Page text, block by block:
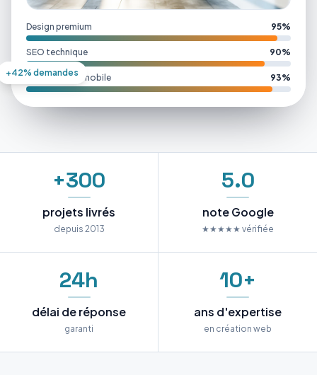
Design premium 95%
SEO technique 90%
Performance mobile 93%
+42% demandes
+300
projets livrés
depuis 2013
5.0
note Google
★★★★★ vérifiée
24h
délai de réponse
garanti
10+
ans d'expertise
en création web